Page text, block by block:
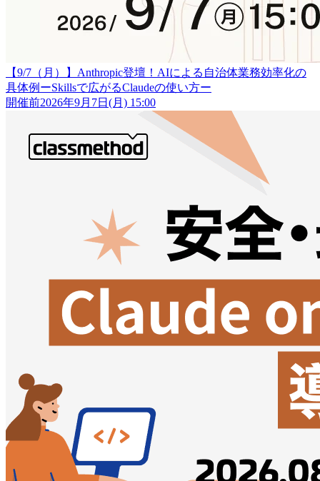
【9/7（月）】Anthropic登壇！AIによる自治体業務効率化の
具体例ーSkillsで広がるClaudeの使い方ー
開催前2026年9月7日(月) 15:00